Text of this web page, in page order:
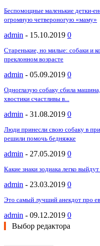
Беспомощные маленькие детки-
огромную четвероногую «маму»
admin - 15.10.2019 0
Старенькие, но милые: собаки и
преклонном возрасте
admin - 05.09.2019 0
Одноглазую собаку сбила
хвостики счастливы в...
admin - 31.08.2019 0
Люди принесли свою собаку в
решили помочь бедняжке
admin - 27.05.2019 0
Какие знаки зодиака легко
admin - 23.03.2019 0
Это самый лучший анекдот про
admin - 09.12.2019 0
Выбор редактора